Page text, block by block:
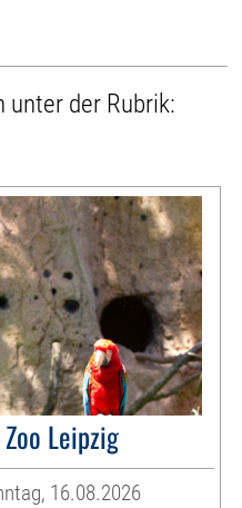
unter der Rubrik:
Leipzig
16.08.2026